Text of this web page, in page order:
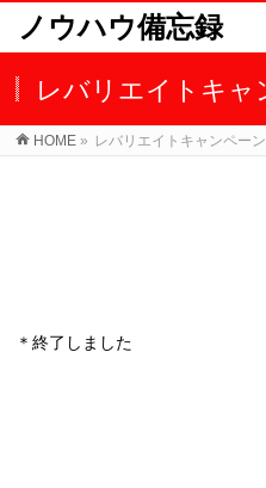
ノウハウ備忘録
レバリエイトキャ
HOME » レバリエイトキャンペーン
＊終了しました